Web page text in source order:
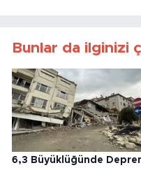
Bunlar da ilginizi
6,3 Büyüklüğünde